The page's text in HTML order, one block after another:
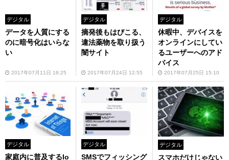
デジタル
データを人質にする
のに暗号化はいらな
い
2017年07月11日 16:25
デジタル
摘発後もはびこる、
違法薬物を取り扱う
闇サイト
2017年07月24日 12:55
デジタル
休暇中、デバイスを
オンラインにしてい
るユーザーへのアド
バイス
2017年07月25日 15:10
デジタル
家庭内に普及するIo
デジタル
SMSでフィッシング
デジタル
スマホだけじゃない